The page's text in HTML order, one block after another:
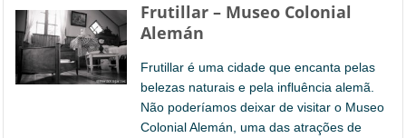
Frutillar – Museo Colonial
Alemán
Frutillar é uma cidade que encanta pelas
belezas naturais e pela influência alemã.
Não poderíamos deixar de visitar o Museo
Colonial Alemán, uma das atrações de